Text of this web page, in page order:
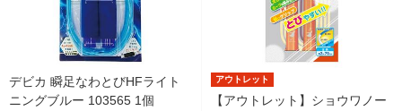
デビカ 瞬足なわとびHFライト
ニングブルー 103565 1個
アウトレット
【アウトレット】ショウワノー